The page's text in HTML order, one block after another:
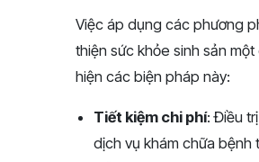
Việc áp dụng các phương
thiện sức khỏe sinh sản
hiện các biện pháp này:
Tiết kiệm chi phí: Điều
dịch vụ khám chữa bệnh